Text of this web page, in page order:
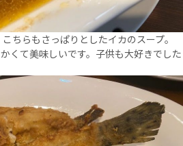
ちらもさっぱりとしたイカのスープ。
くて美味しいです。子供も大好きでした